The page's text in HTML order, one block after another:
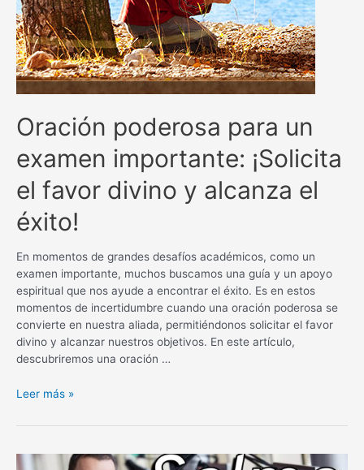
Oración poderosa para un
examen importante: ¡Solicita
el favor divino y alcanza el
éxito!
En momentos de grandes desafíos académicos, como un
examen importante, muchos buscamos una guía y un apoyo
espiritual que nos ayude a encontrar el éxito. Es en estos
momentos de incertidumbre cuando una oración poderosa se
convierte en nuestra aliada, permitiéndonos solicitar el favor
divino y alcanzar nuestros objetivos. En este artículo,
descubriremos una oración …
Oración
para
examen
Leer más »